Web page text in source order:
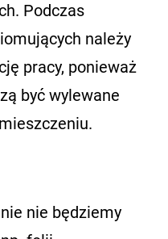
Podczas
należy
pracy, ponieważ
być wylewane
nie będziemy